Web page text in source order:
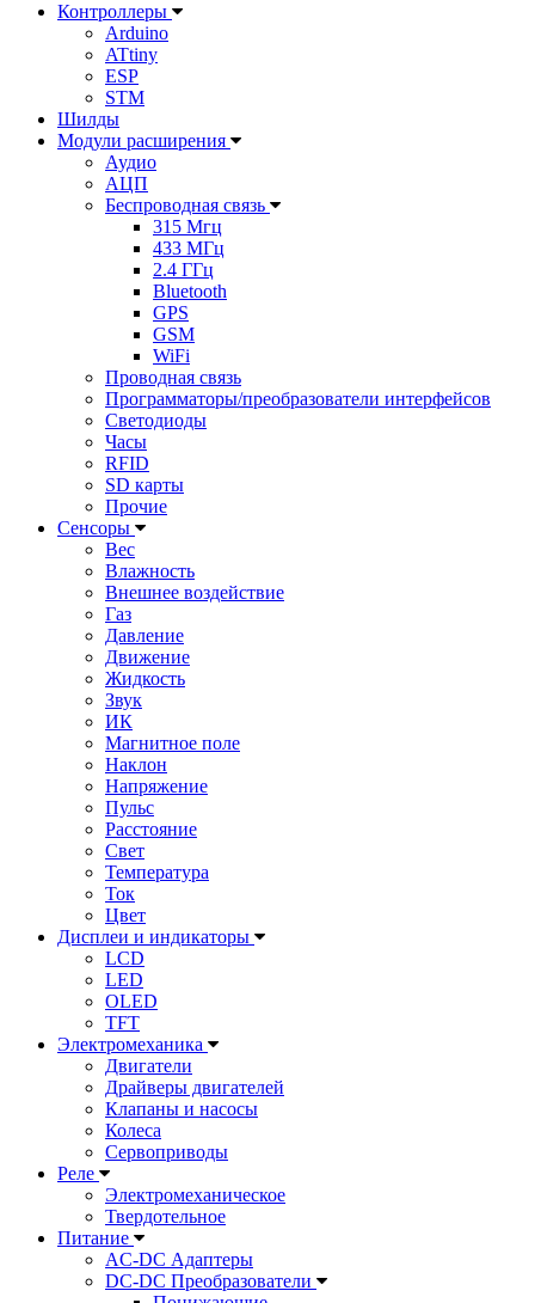
Контроллеры
Arduino
ATtiny
ESP
STM
Шилды
Модули расширения
Аудио
АЦП
Беспроводная связь
315 Мгц
433 МГц
2.4 ГГц
Bluetooth
GPS
GSM
WiFi
Проводная связь
Программаторы/преобразователи интерфейсов
Светодиоды
Часы
RFID
SD карты
Прочие
Сенсоры
Вес
Влажность
Внешнее воздействие
Газ
Давление
Движение
Жидкость
Звук
ИК
Магнитное поле
Наклон
Напряжение
Пульс
Расстояние
Свет
Температура
Ток
Цвет
Дисплеи и индикаторы
LCD
LED
OLED
TFT
Электромеханика
Двигатели
Драйверы двигателей
Клапаны и насосы
Колеса
Сервоприводы
Реле
Электромеханическое
Твердотельное
Питание
AC-DC Адаптеры
DC-DC Преобразователи